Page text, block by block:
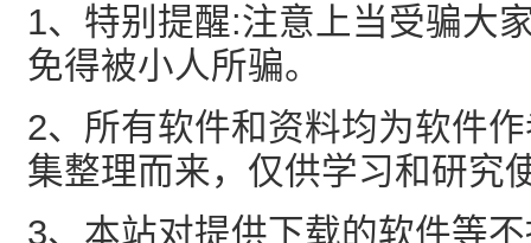
1、特别提醒:注意上当受骗大
免得被小人所骗。
2、所有软件和资料均为软件
集整理而来，仅供学习和研究
3、本站对提供下载的软件等